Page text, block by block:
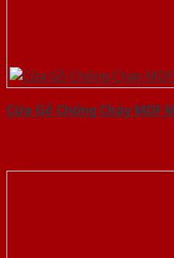
Cửa Gỗ Chống Cháy MDF